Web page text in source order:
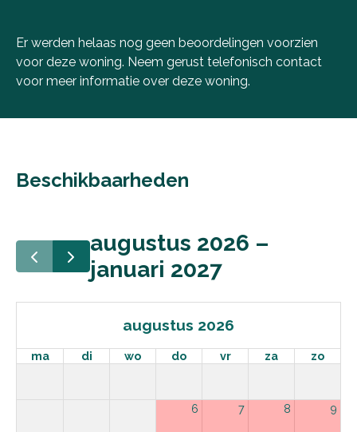
Er werden helaas nog geen beoordelingen voorzien
voor deze woning. Neem gerust telefonisch contact
voor meer informatie over deze woning.
Beschikbaarheden
augustus 2026 –
januari 2027
augustus 2026
ma di wo do vr za zo
6 7 8 9